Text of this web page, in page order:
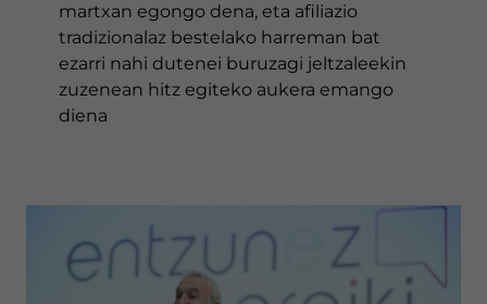
martxan egongo dena, eta afiliazio
tradizionalaz bestelako harreman bat
ezarri nahi dutenei buruzagi jeltzaleekin
zuzenean hitz egiteko aukera emango
diena